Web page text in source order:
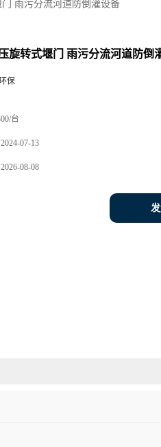
雨污分流河道防倒灌设备
旋转式堰门 雨污分流河道防倒
保
台
2024-07-13
2026-08-08